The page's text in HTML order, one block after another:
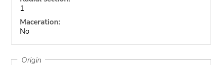
1
Maceration:
No
Origin